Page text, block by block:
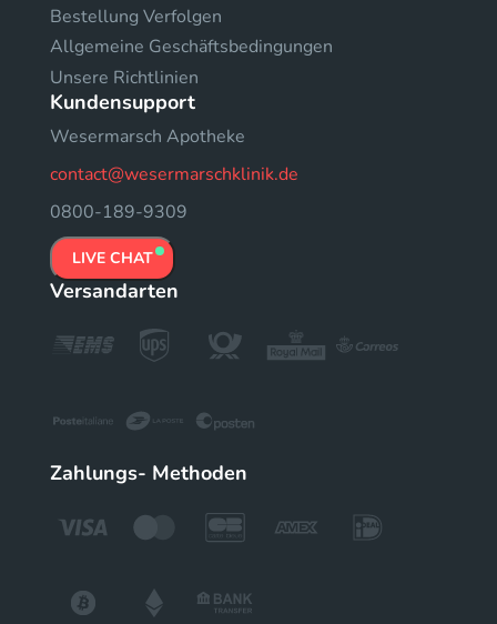
Bestellung Verfolgen
Allgemeine Geschäftsbedingungen
Unsere Richtlinien
Kundensupport
Wesermarsch Apotheke
contact@wesermarschklinik.de
0800-189-9309
LIVE CHAT
Versandarten
Zahlungs- Methoden